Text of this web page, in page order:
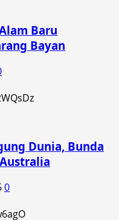
Baru
Bayan
Dunia, Bunda
0